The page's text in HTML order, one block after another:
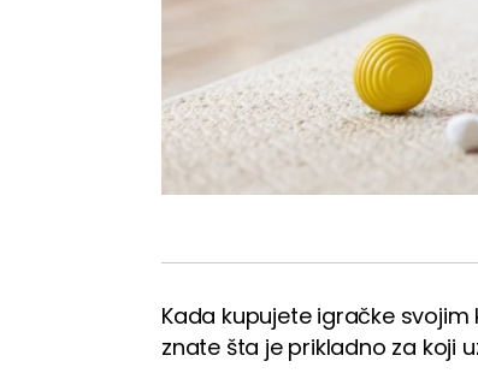
Kada kupujete igračke
znate šta je prikladno za koji